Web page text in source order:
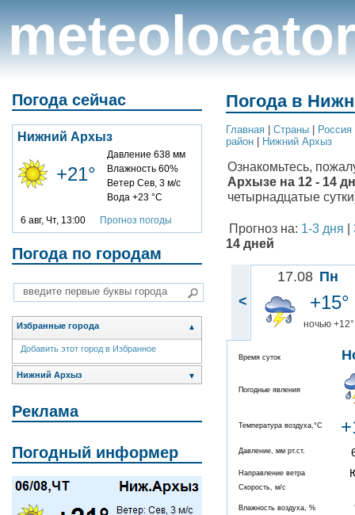
meteolocator
Погода сейчас
Нижний Архыз
+21°
Давление 638 мм
Влажность 60%
Ветер Сев, 3 м/с
Вода +23 °C
6 авг, Чт, 13:00 Прогноз погоды
Погода по городам
Избранные города ▲
Добавить этот город в Избранное
Нижний Архыз ▼
Реклама
Погодный информер
Погода в
Главная Cтраны Россия
район
Нижний Архыз
Ознакомьтесь,
Архызе на 12 - 14
четырнадцатые
Прогноз на: 1-3 дня
14 дней
<
17.08 Пн
+15°
ночью +12°
Время суток
Погодные явления
Температура воздуха,°C
Давление, мм рт.ст.
Направление ветра
Скорость, м/с
Влажность воздуха, %